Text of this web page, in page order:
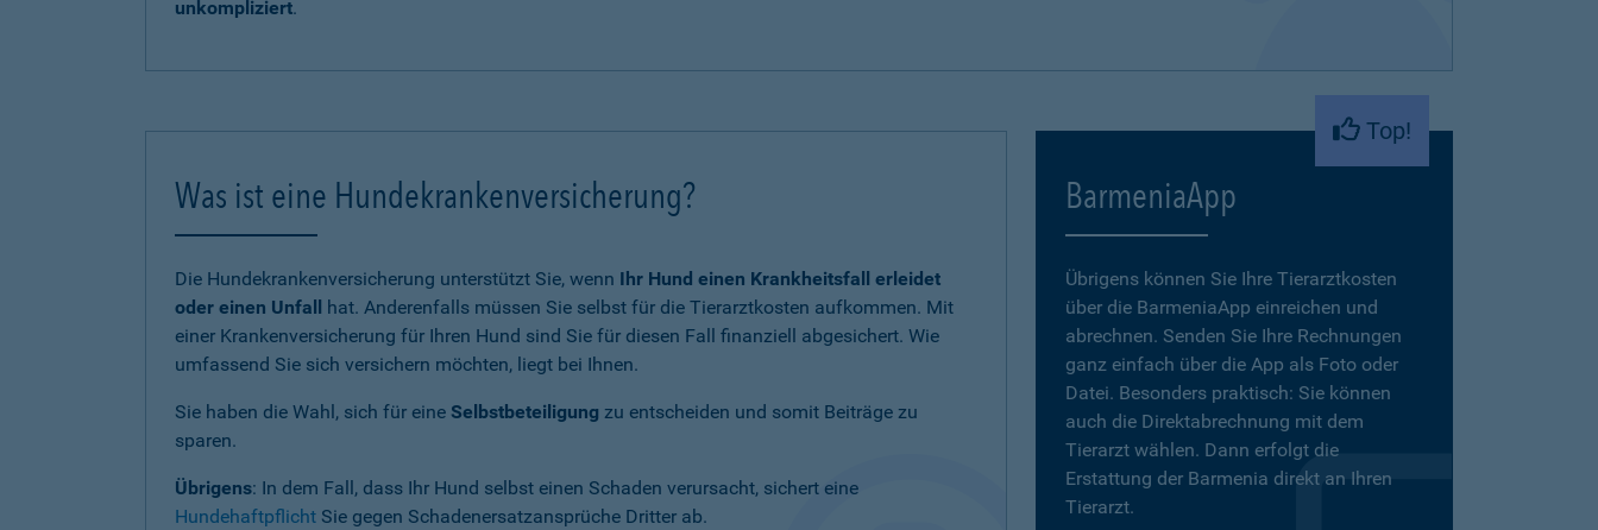
unkompliziert.
Was ist eine Hundekrankenversicherung?
Die Hundekrankenversicherung unterstützt Sie, wenn Ihr Hund einen Krankheitsfall erleidet
oder einen Unfall hat. Anderenfalls müssen Sie selbst für die Tierarztkosten aufkommen. Mit
einer Krankenversicherung für Ihren Hund sind Sie für diesen Fall finanziell abgesichert. Wie
umfassend Sie sich versichern möchten, liegt bei Ihnen.
Sie haben die Wahl, sich für eine Selbstbeteiligung zu entscheiden und somit Beiträge zu
sparen.
Übrigens: In dem Fall, dass Ihr Hund selbst einen Schaden verursacht, sichert eine
Hundehaftpflicht Sie gegen Schadenersatzansprüche Dritter ab.
Top!
BarmeniaApp
Übrigens können Sie Ihre Tierarztkosten
über die BarmeniaApp einreichen und
abrechnen. Senden Sie Ihre Rechnungen
ganz einfach über die App als Foto oder
Datei. Besonders praktisch: Sie können
auch die Direktabrechnung mit dem
Tierarzt wählen. Dann erfolgt die
Erstattung der Barmenia direkt an Ihren
Tierarzt.